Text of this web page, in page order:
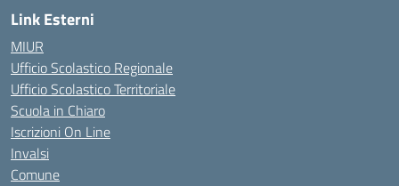
Link Esterni
MIUR
Ufficio Scolastico Regionale
Ufficio Scolastico Territoriale
Scuola in Chiaro
Iscrizioni On Line
Invalsi
Comune